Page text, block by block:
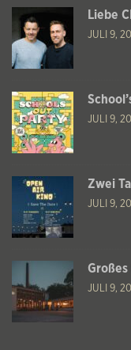
Liebe
JULI 9,
JULI 9,
Zwei
JULI 9,
JULI 9,